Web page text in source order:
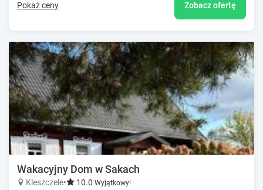
Pokaż ceny Zobacz ofertę
Wakacyjny Dom w Sakach
Kleszczele• 10.0 Wyjątkowy!